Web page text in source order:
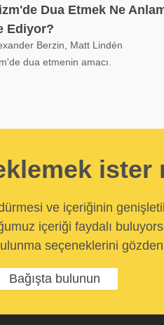
Dua Etmek Ne
Ediyor?
Berzin, Matt Lindén
dua etmenin amacı.
ister
ve içeriğinin
içeriği faydalı
seçeneklerini
Bağışta bulunun